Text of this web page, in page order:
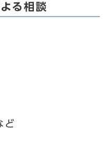
る相談
ど